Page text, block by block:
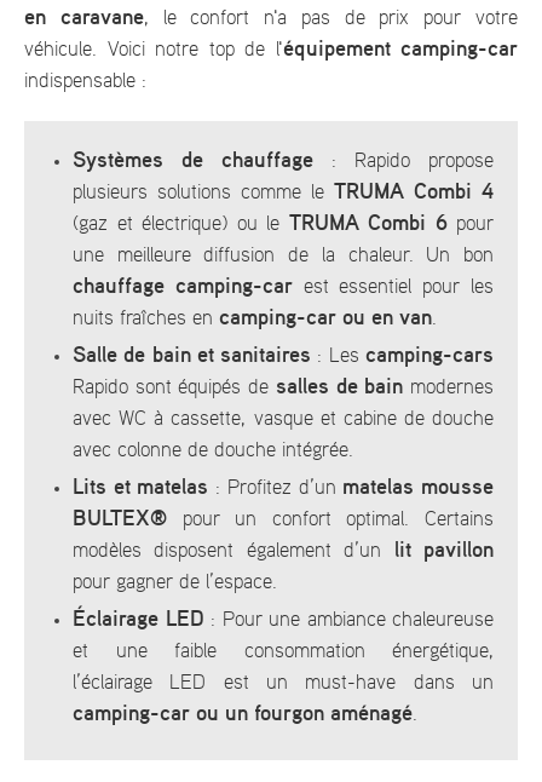
en caravane, le confort n'a pas de prix pour votre
véhicule. Voici notre top de l'équipement camping-car
indispensable :
Systèmes de chauffage : Rapido propose
plusieurs solutions comme le TRUMA Combi 4
(gaz et électrique) ou le TRUMA Combi 6pour
une meilleure diffusion de la chaleur. Un bon
chauffage camping-carest essentiel pour les
nuits fraîches en camping-car ou en van
Salle de bain et sanitaires : Lescamping-cars
Rapido sont équipés de salles de bain modernes
avec WC à cassette, vasque et cabine de douche
avec colonne de douche intégrée.
Lits et matelas : Profitez d’un matelas mousse
BULTEX® pour un confort optimal. Certains
modèles disposent également d’un lit pavillon
pour gagner de l’espace.
Éclairage LED : Pour une ambiance chaleureuse
et une faible consommation énergétique,
l’éclairage LED est un must-have dans un
camping-car ou un fourgon aménagé